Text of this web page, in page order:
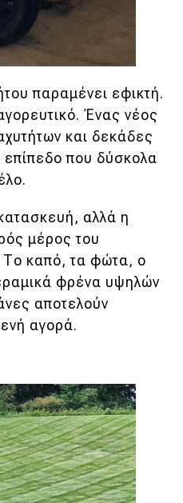
παραμένει εφικτή.
Ένας νέος
και δεκάδες
που δύσκολα
αλλά η
μέρος του
Το καπό, τα φώτα, ο
φρένα υψηλών
αποτελούν
αγορά.